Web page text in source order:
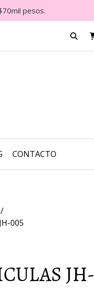
pesos.
CONTACTO
005
JH-